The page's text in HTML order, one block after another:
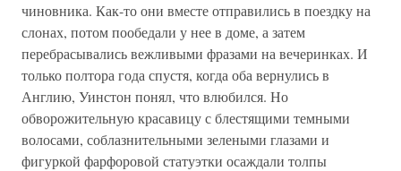
чиновника. Как-то они вместе отправились в поездку на
слонах, потом пообедали у нее в доме, а затем
перебрасывались вежливыми фразами на вечеринках. И
только полтора года спустя, когда оба вернулись в
Англию, Уинстон понял, что влюбился. Но
обворожительную красавицу с блестящими темными
волосами, соблазнительными зелеными глазами и
фигуркой фарфоровой статуэтки осаждали толпы